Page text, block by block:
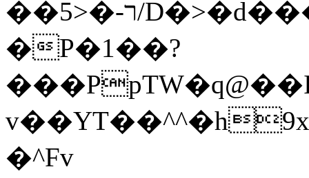
��ר-�<5/D�>�d�����1!u8JP�@TE�
�P�1��?
�^Fv